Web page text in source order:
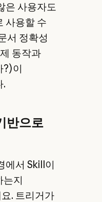
은 사용자도
사용할 수
서 정확성
동작과
?)이
.
반으로
에서 Skill이
는지
. 트리거가